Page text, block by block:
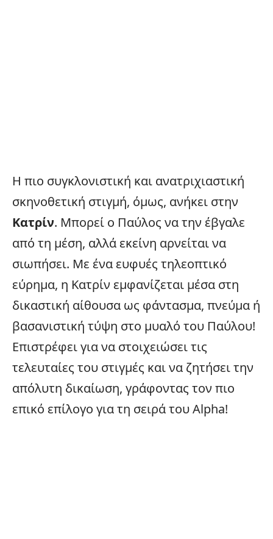
Η πιο συγκλονιστική και ανατριχιαστική
σκηνοθετική στιγμή, όμως, ανήκει στην
Κατρίν. Μπορεί ο Παύλος να την έβγαλε
από τη μέση, αλλά εκείνη αρνείται να
σιωπήσει. Με ένα ευφυές τηλεοπτικό
εύρημα, η Κατρίν εμφανίζεται μέσα στη
δικαστική αίθουσα ως φάντασμα, πνεύμα ή
βασανιστική τύψη στο μυαλό του Παύλου!
Επιστρέφει για να στοιχειώσει τις
τελευταίες του στιγμές και να ζητήσει την
απόλυτη δικαίωση, γράφοντας τον πιο
επικό επίλογο για τη σειρά τουAlpha!